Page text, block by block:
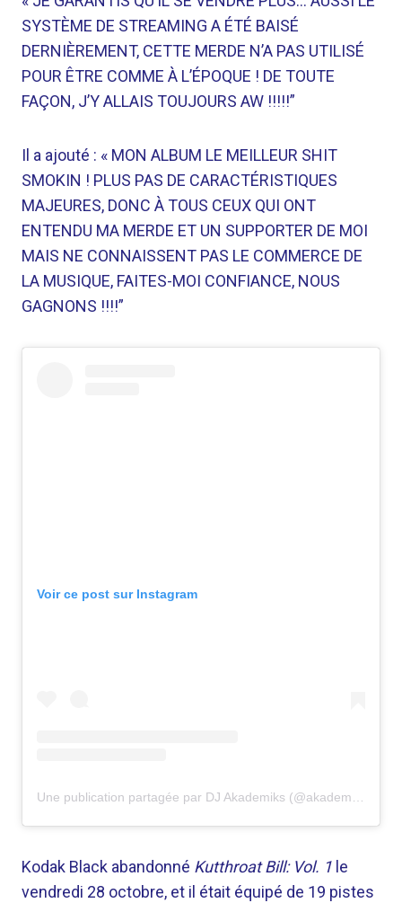
SYSTÈME DE STREAMING A ÉTÉ BAISÉ
DERNIÈREMENT, CETTE MERDE N’A PAS UTILISÉ
POUR ÊTRE COMME À L’ÉPOQUE ! DE TOUTE
FAÇON, J’Y ALLAIS TOUJOURS AW !!!!!”
Il a ajouté : « MON ALBUM LE MEILLEUR SHIT
SMOKIN ! PLUS PAS DE CARACTÉRISTIQUES
MAJEURES, DONC À TOUS CEUX QUI ONT
ENTENDU MA MERDE ET UN SUPPORTER DE MOI
MAIS NE CONNAISSENT PAS LE COMMERCE DE
LA MUSIQUE, FAITES-MOI CONFIANCE, NOUS
GAGNONS !!!!”
Voir ce post sur Instagram
Kodak Black abandonné Kutthroat Bill: Vol. 1 le
vendredi 28 octobre, et il était équipé de 19 pistes